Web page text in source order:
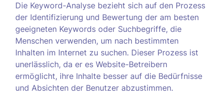
Die Keyword-Analyse bezieht sich auf den Prozess
der Identifizierung und Bewertung der am besten
geeigneten Keywords oder Suchbegriffe, die
Menschen verwenden, um nach bestimmten
Inhalten im Internet zu suchen. Dieser Prozess ist
unerlässlich, da er es Website-Betreibern
ermöglicht, ihre Inhalte besser auf die Bedürfnisse
und Absichten der Benutzer abzustimmen.